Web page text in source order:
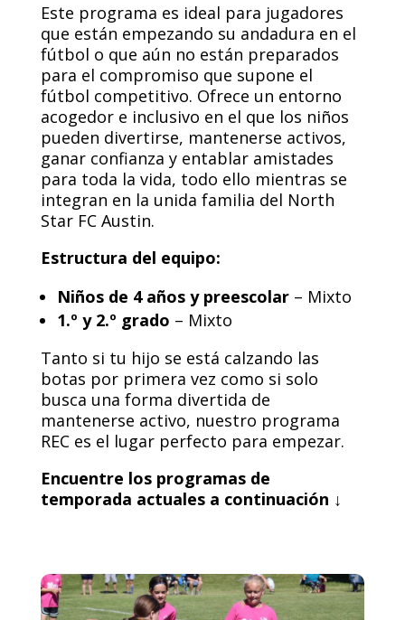
Este programa es ideal para jugadores
que están empezando su andadura en el
fútbol o que aún no están preparados
para el compromiso que supone el
fútbol competitivo. Ofrece un entorno
acogedor e inclusivo en el que los niños
pueden divertirse, mantenerse activos,
ganar confianza y entablar amistades
para toda la vida, todo ello mientras se
integran en la unida familia del North
Star FC Austin.
Estructura del equipo:
Niños de 4 años y preescolar– Mixto
1.º y 2.º grado – Mixto
Tanto si tu hijo se está calzando las
botas por primera vez como si solo
busca una forma divertida de
mantenerse activo, nuestro programa
REC es el lugar perfecto para empezar.
Encuentre los programas de
temporada actuales a continuación ↓